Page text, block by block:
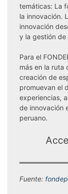
temáticas: La
la innovación.
innovación
y la gestión de
Para el
más en la ruta
creación de
promuevan el
experiencias,
de innovación
peruano.
Fuente: fondep